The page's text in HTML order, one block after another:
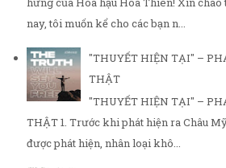
nay, tôi muốn kể cho các bạn n...
"THUYẾT HIỆN TẠI" –
THẬT
"THUYẾT HIỆN TẠI" –
THẬT 1. Trước khi phát hiện ra Châu
được phát hiện, nhân loại khô...